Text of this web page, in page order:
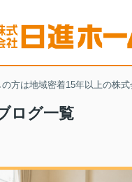
方は地域密着15年以上の株
ログ一覧